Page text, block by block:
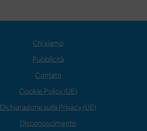
Chi siamo
Pubblicità
Contatti
Cookie Policy (UE)
Dichiarazione sulla Privacy (UE)
Disconoscimento